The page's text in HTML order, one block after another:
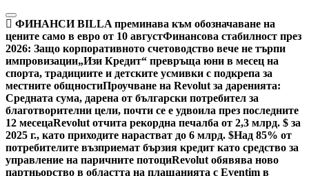
Skip
to
content
ФИНАНСИ BILLA преминава към обозначаване на
цените само в евро от 10 августФинансова стабилност през
2026: Защо корпоративното счетоводство вече не търпи
импровизации„Изи Кредит“ превръща юни в месец на
спорта, традициите и детските усмивки с подкрепа за
местните общностиПроучване на Revolut за даренията:
Средната сума, дарена от български потребител за
благотворителни цели, почти се е удвоила през последните
12 месецаRevolut отчита рекордна печалба от 2,3 млрд. $ за
2025 г., като приходите нарастват до 6 млрд. $Над 85% от
потребителите възприемат бързия кредит като средство за
управление на паричните потоциRevolut обявява ново
партньорство в областта на плащанията с Eventim в